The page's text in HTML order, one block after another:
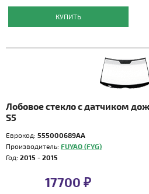
КУПИТЬ
Лобовое стекло с датчиком
S5
Еврокод: 555000689AA
Производитель: FUYAO (FYG)
Год: 2015 - 2015
17700 ₽